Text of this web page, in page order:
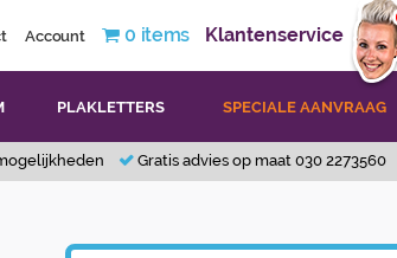
Account 0 items Klantenservice
PLAKLETTERS SPECIALE AANVRAAG
Gratis advies op maat 030 2273560